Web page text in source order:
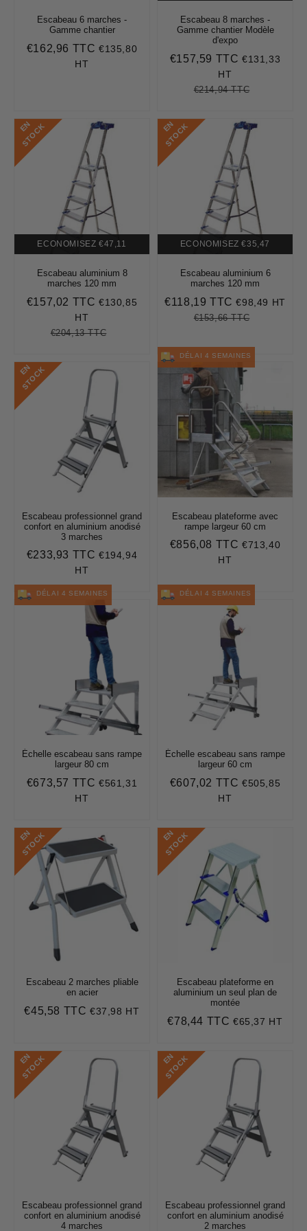
Escabeau 6 marches -
Gamme chantier
Prix
€162,96 TTC €162,96
€135,80
HT
Escabeau 8 marches -
Gamme chantier Modèle
d'expo
Prix
€157,59 TTC €157,59
€131,33
HT
Prix
€214,94 TTC€214,94
E
N
S
T
O
C
K
ECONOMISEZ €47,11
Escabeau aluminium 8
marches 120 mm
Prix
€157,02 TTC €157,02
€130,85
HT
Prix
€204,13 TTC€204,13
E
N
S
T
O
C
K
ECONOMISEZ €35,47
Escabeau aluminium 6
marches 120 mm
Prix
€118,19 TTC€118,19
€98,49 HT
Prix
€153,66 TTC€153,66
E
N
S
T
O
C
K
Escabeau professionnel grand
confort en aluminium anodisé
3 marches
Prix
€233,93 TTC €233,93
€194,94
HT
DÉLAI 4 SEMAINES
Escabeau plateforme avec
rampe largeur 60 cm
Prix
€856,08 TTC €856,08
€713,40
HT
DÉLAI 4 SEMAINES
Échelle escabeau sans rampe
largeur 80 cm
Prix
€673,57 TTC €673,57
€561,31
HT
DÉLAI 4 SEMAINES
Échelle escabeau sans rampe
largeur 60 cm
Prix
€607,02 TTC €607,02
€505,85
HT
E
N
S
T
O
C
K
Escabeau 2 marches pliable
en acier
Prix
€45,58 TTC€45,58
€37,98 HT
E
N
S
T
O
C
K
Escabeau plateforme en
aluminium un seul plan de
montée
Prix
€78,44 TTC€78,44
€65,37 HT
E
N
S
T
O
C
K
Escabeau professionnel grand
confort en aluminium anodisé
4 marches
E
N
S
T
O
C
K
Escabeau professionnel grand
confort en aluminium anodisé
2 marches